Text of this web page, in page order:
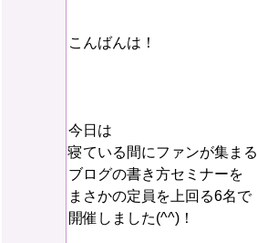
こんばんは！
今日は
寝ている間にファンが集まる
ブログの書き方セミナーを
まさかの定員を上回る6名で
開催しました(^^)！